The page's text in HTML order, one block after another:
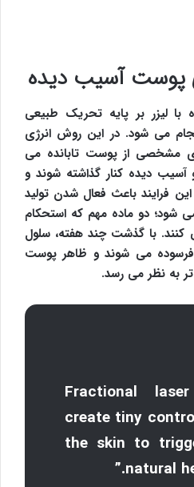
پوست آسیب دیده
لیزر بر پایه تحریک طبیعی
می شود. در این روش انرژی
مشخصی از پوست تابانده می
دیده کنار گذاشته شوند و
فرایند باعث فعال شدن تولید
شود؛ دو ماده مهم که استحکام
با گذشت چند هفته، سلول
می شوند و ظاهر پوست
به نظر می رسد.
“Fractional
create tiny
the skin to
natural